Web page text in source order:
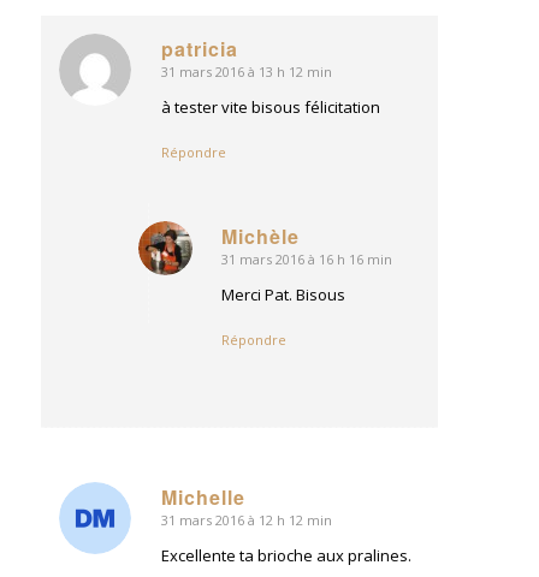
patricia
dit
:
31 mars 2016 à 13 h 12 min
à tester vite bisous félicitation
Répondre
Michèle
dit
31 mars 2016 à 16 h 16 min
Merci Pat. Bisous
Répondre
Michelle
dit
:
31 mars 2016 à 12 h 12 min
Excellente ta brioche aux pralines.